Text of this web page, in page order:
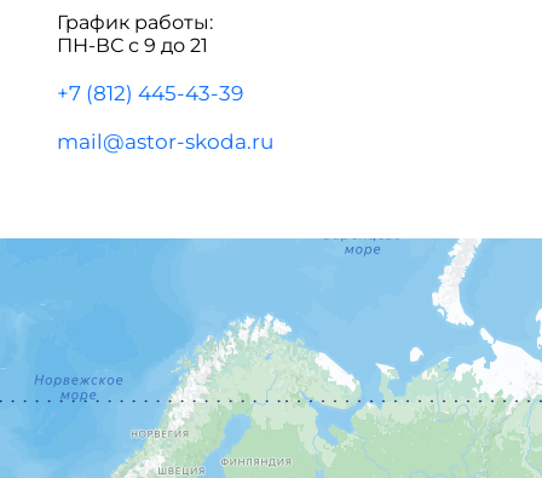
График работы:
ПН-ВС с 9 до 21
+7 (812) 445-43-39
mail@astor-skoda.ru